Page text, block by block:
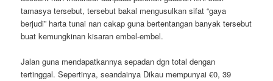
tamasya tersebut, tersebut bakal mengusulkan sifat “gaya
berjudi” harta tunai nan cakap guna bertentangan banyak tersebut
buat kemungkinan kisaran embel-embel.
Jalan guna mendapatkannya sepadan dgn total dengan
tertinggal. Sepertinya, seandainya Dikau mempunyai €0, 39